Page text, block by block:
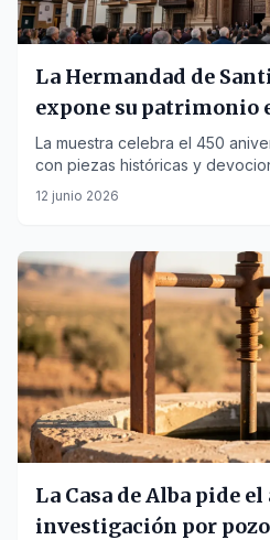
La Hermandad de
expone su patrimonio
La muestra celebra el 450
con piezas históricas y
12 junio 2026
La Casa de Alba pide
investigación por